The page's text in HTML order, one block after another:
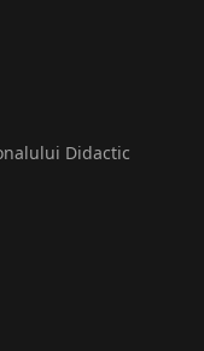
Didactic